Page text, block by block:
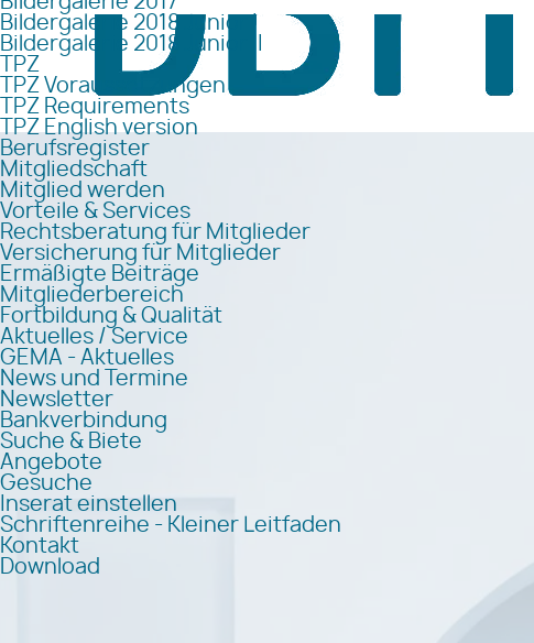
Bildergalerie 2018 Junior I
Bildergalerie 2018 Junior II
TPZ
TPZ Voraussetzungen
TPZ Requirements
TPZ English version
Berufsregister
Mitgliedschaft
Mitglied werden
Vorteile & Services
Rechtsberatung für Mitglieder
Versicherung für Mitglieder
Ermäßigte Beiträge
Mitgliederbereich
Fortbildung & Qualität
Aktuelles / Service
GEMA - Aktuelles
News und Termine
Newsletter
Bankverbindung
Suche & Biete
Angebote
Gesuche
Inserat einstellen
Schriftenreihe - Kleiner Leitfaden
Kontakt
Download